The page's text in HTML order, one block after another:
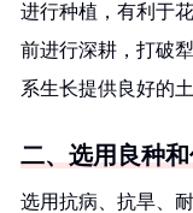
进行种植，有利于
前进行深耕，打破
系生长提供良好的土
二、选用良种
选用抗病、抗旱、